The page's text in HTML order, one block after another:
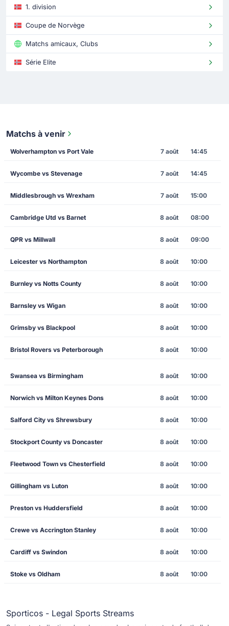
1. division
Coupe de Norvège
Matchs amicaux, Clubs
Série Elite
Matchs à venir
Wolverhampton vs Port Vale 7 août 14:45
Wycombe vs Stevenage 7 août 14:45
Middlesbrough vs Wrexham 7 août 15:00
Cambridge Utd vs Barnet 8 août 08:00
QPR vs Millwall 8 août 09:00
Leicester vs Northampton 8 août 10:00
Burnley vs Notts County 8 août 10:00
Barnsley vs Wigan 8 août 10:00
Grimsby vs Blackpool 8 août 10:00
Bristol Rovers vs Peterborough 8 août 10:00
Swansea vs Birmingham 8 août 10:00
Norwich vs Milton Keynes Dons 8 août 10:00
Salford City vs Shrewsbury 8 août 10:00
Stockport County vs Doncaster 8 août 10:00
Fleetwood Town vs Chesterfield 8 août 10:00
Gillingham vs Luton 8 août 10:00
Preston vs Huddersfield 8 août 10:00
Crewe vs Accrington Stanley 8 août 10:00
Cardiff vs Swindon 8 août 10:00
Stoke vs Oldham 8 août 10:00
Sporticos - Legal Sports Streams